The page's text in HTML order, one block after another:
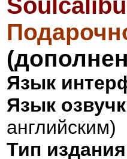
Язык
Язык
английским)
Тип